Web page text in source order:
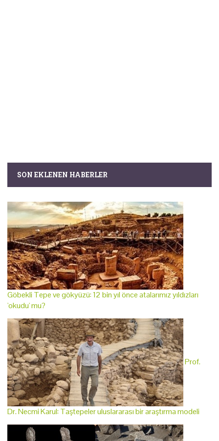
SON EKLENEN HABERLER
Göbekli Tepe ve gökyüzü: 12 bin yıl önce atalarımız yıldızları
'okudu' mu?
Prof.
Dr. Necmi Karul: Taştepeler uluslararası bir araştırma modeli